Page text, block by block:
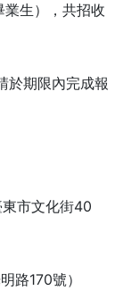
生），共招收
於期限內完成報
市文化街40
170號）